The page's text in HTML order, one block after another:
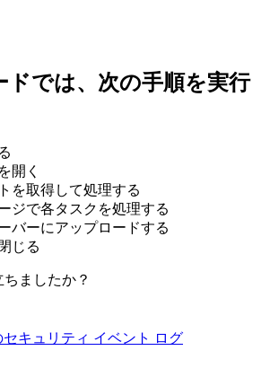
ドでは、次の手順を実行
開く
を取得して処理する
ジで各タスクを処理する
バーにアップロードする
じる
ましたか？
セキュリティ イベント ログ